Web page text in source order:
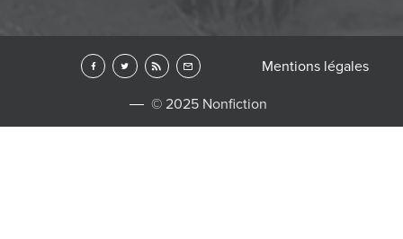
© 2025 Nonfiction
Mentions légales